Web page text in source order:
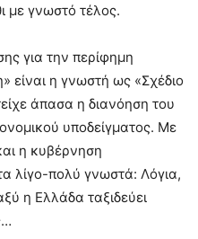
με γνωστό τέλος.
για την περίφημη
είναι η γνωστή ως «Σχέδιο
άπασα η διανόηση του
υποδείγματος. Με
η κυβέρνηση
λίγο-πολύ γνωστά: Λόγια,
η Ελλάδα ταξιδεύει